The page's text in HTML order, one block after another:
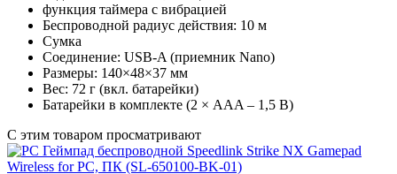
функция таймера с вибрацией
Беспроводной радиус действия: 10 м
Сумка
Соединение: USB-A (приемник Nano)
Размеры: 140×48×37 мм
Вес: 72 г (вкл. батарейки)
Батарейки в комплекте (2 × AAA – 1,5 В)
С этим товаром просматривают